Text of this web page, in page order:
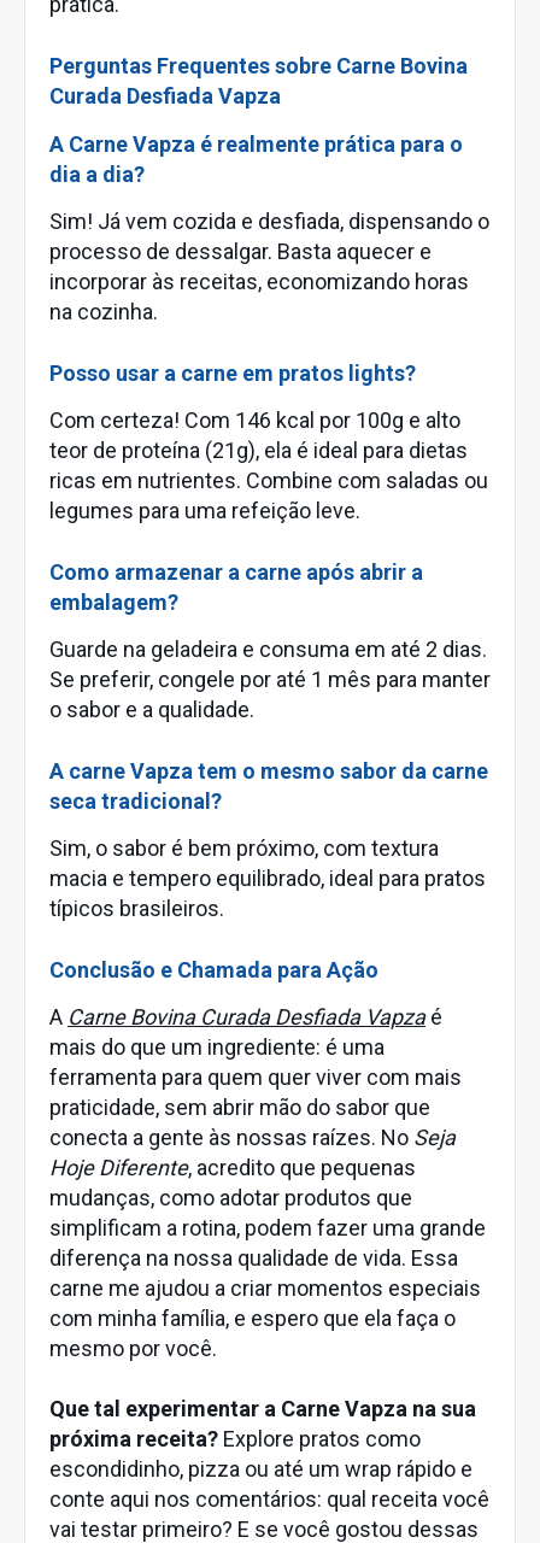
Perguntas Frequentes sobre Carne Bovina
Curada Desfiada Vapza
A Carne Vapza é realmente prática para o
dia a dia?
Sim! Já vem cozida e desfiada, dispensando o
processo de dessalgar. Basta aquecer e
incorporar às receitas, economizando horas
na cozinha.
Posso usar a carne em pratos lights?
Com certeza! Com 146 kcal por 100g e alto
teor de proteína (21g), ela é ideal para dietas
ricas em nutrientes. Combine com saladas ou
legumes para uma refeição leve.
Como armazenar a carne após abrir a
embalagem?
Guarde na geladeira e consuma em até 2 dias.
Se preferir, congele por até 1 mês para manter
o sabor e a qualidade.
A carne Vapza tem o mesmo sabor da carne
seca tradicional?
Sim, o sabor é bem próximo, com textura
macia e tempero equilibrado, ideal para pratos
típicos brasileiros.
Conclusão e Chamada para Ação
A Carne Bovina Curada Desfiada Vapzaé
mais do que um ingrediente: é uma
ferramenta para quem quer viver com mais
praticidade, sem abrir mão do sabor que
conecta a gente às nossas raízes. No Seja
Hoje Diferente, acredito que pequenas
mudanças, como adotar produtos que
simplificam a rotina, podem fazer uma grande
diferença na nossa qualidade de vida. Essa
carne me ajudou a criar momentos especiais
com minha família, e espero que ela faça o
mesmo por você.
Que tal experimentar a Carne Vapza na sua
próxima receita? Explore pratos como
escondidinho, pizza ou até um wrap rápido e
conte aqui nos comentários: qual receita você
vai testar primeiro? E se você gostou dessas